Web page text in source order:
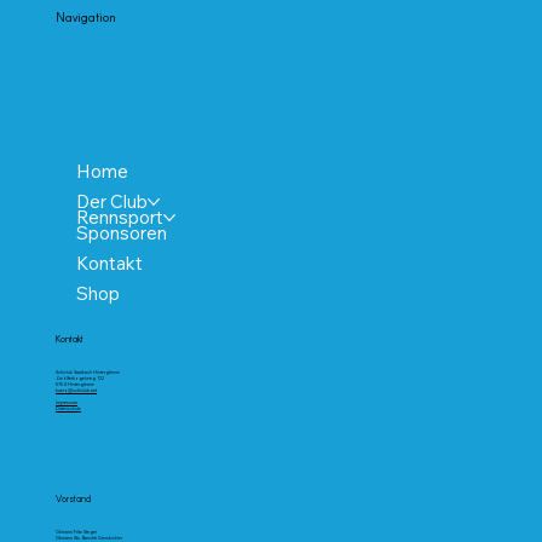
Navigation
Home
Der Club
Rennsport
Sponsoren
Kontakt
Shop
Kontakt
Schiclub Saalbach Hinterglemm
Zwölferkogelweg 122
5754 Hinterglemm
buero@schiclub.net
Impressum
Datenschutz
Vorstand
Obmann Fritz Steger
Obmann Stv. Baschti Gensbichler